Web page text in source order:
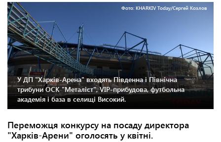
Фото: KHARKIV Today/Сергей Козлов
У ДП "Харків-Арена" входять Південна і Північна
трибуни ОСК "Металіст", VIP-прибудова, футбольна
академія і база в селищі Високий.
Переможця конкурсу на посаду директора
"Харків-Арени" оголосять у квітні.